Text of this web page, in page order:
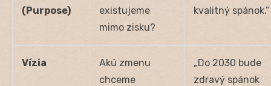
(Purpose)
existujeme
mimo zisku?
kvalitný spánok.”
Vízia
Akú zmenu
chceme
„Do 2030 bude
zdravý spánok